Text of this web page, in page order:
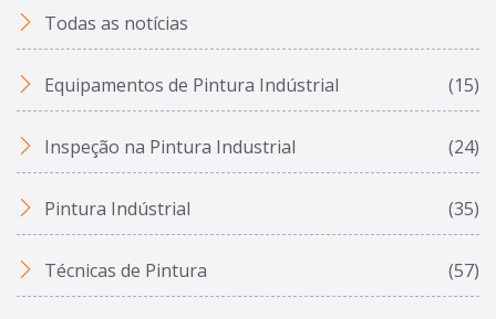
Todas as notícias
Equipamentos de Pintura Indústrial (15)
Inspeção na Pintura Industrial (24)
Pintura Indústrial (35)
Técnicas de Pintura (57)